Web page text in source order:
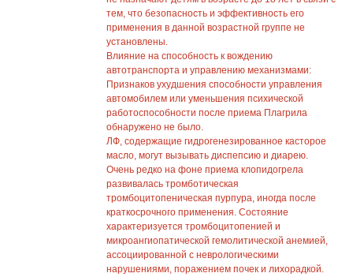
тем, что безопасность и эффективность его
применения в данной возрастной группе не
установлены.
Влияние на способность к вождению
автотранспорта и управлению механизмами:
Признаков ухудшения способности управления
автомобилем или уменьшения психической
работоспособности после приема Плагрила
обнаружено не было.
ЛФ, содержащие гидрогенезированное касторое
масло, могут вызывать диспепсию и диарею.
Очень редко на фоне приема клопидогрела
развивалась тромботическая
тромбоцитопеническая пурпура, иногда после
краткосрочного применения. Состояние
характеризуется тромбоцитопенией и
микроангиопатической гемолитической анемией,
ассоциированной с неврологическими
нарушениями, поражением почек и лихорадкой.